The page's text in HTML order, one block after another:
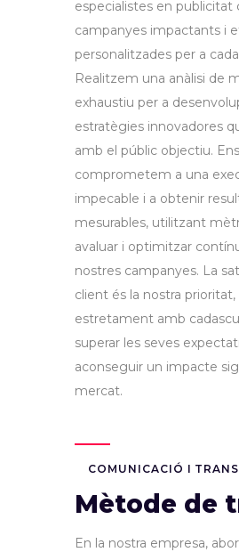
especialistes en publicitat
campanyes impactants i
personalitzades per a
Realitzem una anàlisi de
exhaustiu per a
estratègies innovadores
amb el públic objectiu. Ens
comprometem a una
impecable i a obtenir
mesurables, utilitzant
avaluar i optimitzar
nostres campanyes. La
client és la nostra
estretament amb
superar les seves
aconseguir un impacte
mercat.
COMUNICACIÓ I
Mètode de
En la nostra empresa,